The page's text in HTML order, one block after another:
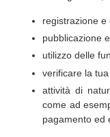
registrazione e
pubblicazione
utilizzo delle
verificare la
attività di
come ad
pagamento ed